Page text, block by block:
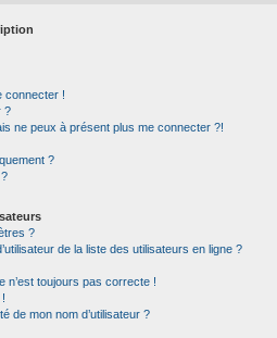
connecter !
?
ne peux à présent plus me connecter ?!
?
?
de la liste des utilisateurs en ligne ?
n’est toujours pas correcte !
de mon nom d’utilisateur ?